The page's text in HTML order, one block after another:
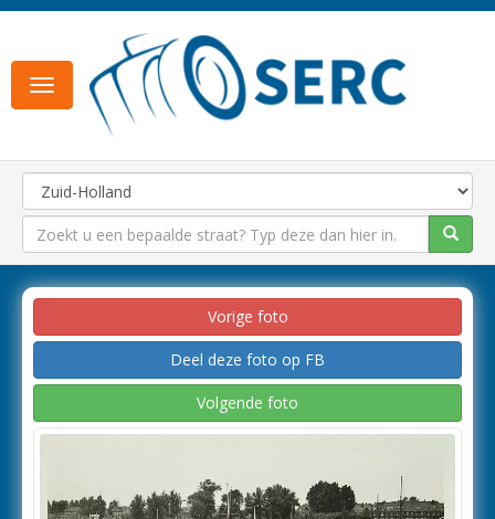
Toggle
navigation
Vorige foto
Deel deze foto op FB
Volgende foto